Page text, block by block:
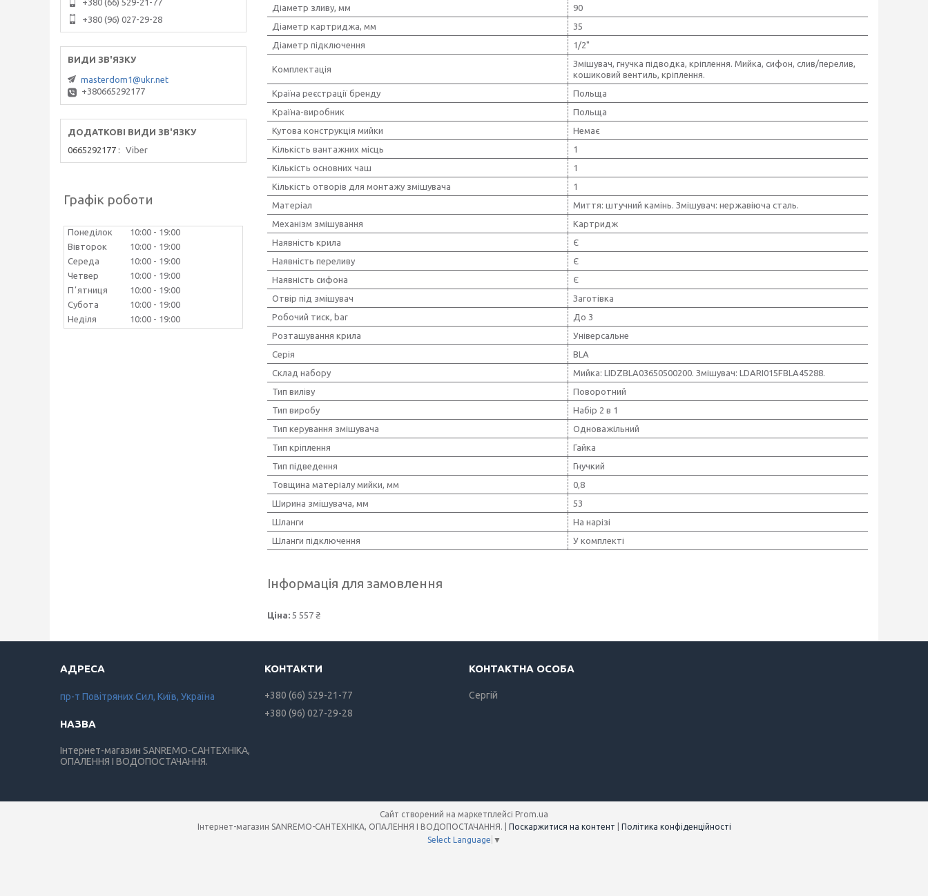
Діаметр зливу, мм
90
Діаметр картриджа, мм
35
Діаметр підключення
1/2"
Комплектація
Змішувач, гнучка підводка, кріплення. Мийка, сифон, слив/перелив,
кошиковий вентиль, кріплення.
Країна реєстрації бренду
Польща
Країна-виробник
Польща
Кутова конструкція мийки
Немає
Кількість вантажних місць
1
Кількість основних чаш
1
Кількість отворів для монтажу змішувача
1
Матеріал
Миття: штучний камінь. Змішувач: нержавіюча сталь.
Механізм змішування
Картридж
Наявність крила
Є
Наявність переливу
Є
Наявність сифона
Є
Отвір під змішувач
Заготівка
Робочий тиск, bar
До 3
Розташування крила
Універсальне
Серія
BLA
Склад набору
Мийка: LIDZBLA03650500200. Змішувач: LDARI015FBLA45288.
Тип виліву
Поворотний
Тип виробу
Набір 2 в 1
Тип керування змішувача
Одноважільний
Тип кріплення
Гайка
Тип підведення
Гнучкий
Товщина матеріалу мийки, мм
0,8
Ширина змішувача, мм
53
Шланги
На нарізі
Шланги підключення
У комплекті
Інформація для замовлення
Ціна: 5 557 ₴
+380 (96) 027-29-28
masterdom1@ukr.net
+380665292177
0665292177 Viber
Графік роботи
Понеділок 10:00
19:00
Вівторок
10:00
19:00
Середа
10:00
19:00
Четвер
10:00
19:00
Пʼятниця
10:00
19:00
Субота
10:00
19:00
Неділя
10:00 19:00
пр-т Повiтряних Сил, Київ, Україна
Інтернет-магазин SANREMO-САНТЕХНІКА,
ОПАЛЕННЯ І ВОДОПОСТАЧАННЯ.
+380 (66) 529-21-77
+380 (96) 027-29-28
Сергiй
Сайт створений на маркетплейсі Prom.ua
Поскаржитися на контент
Політика конфіденційності
Select Language ▼